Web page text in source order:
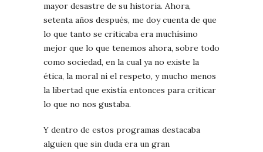
mayor desastre de su historia. Ahora,
setenta años después, me doy cuenta de que
lo que tanto se criticaba era muchísimo
mejor que lo que tenemos ahora, sobre todo
como sociedad, en la cual ya no existe la
ética, la moral ni el respeto, y mucho menos
la libertad que existía entonces para criticar
lo que no nos gustaba.
Y dentro de estos programas destacaba
alguien que sin duda era un gran